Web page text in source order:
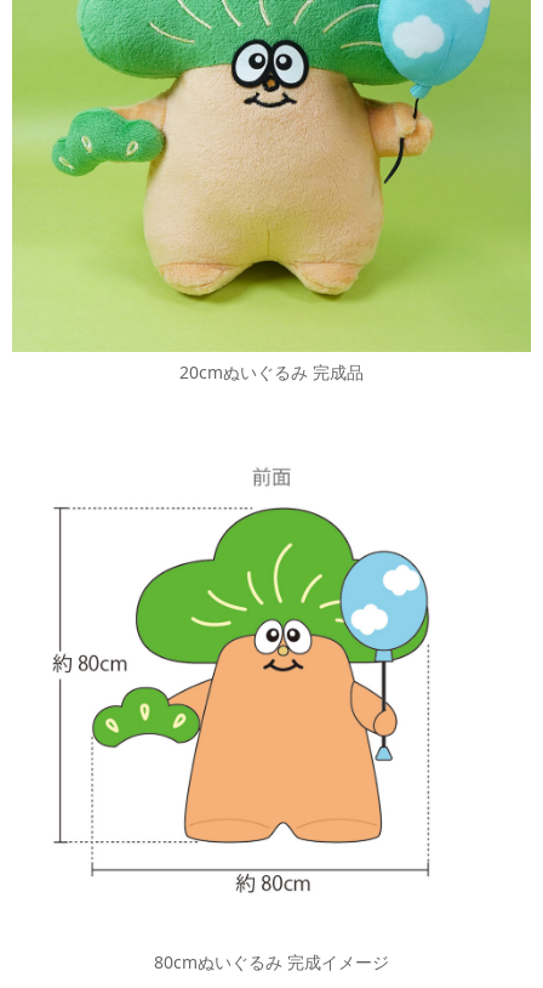
20cmぬいぐるみ 完成品
80cmぬいぐるみ 完成イメージ